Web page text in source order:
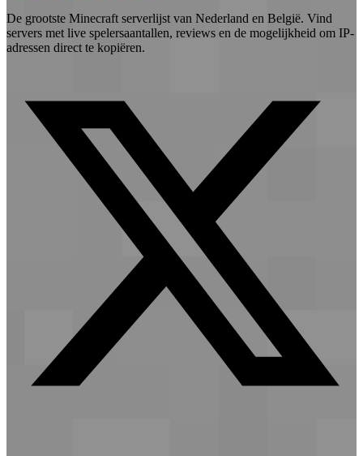
De grootste Minecraft serverlijst van Nederland en België. Vind
servers met live spelersaantallen, reviews en de mogelijkheid om IP-
adressen direct te kopiëren.